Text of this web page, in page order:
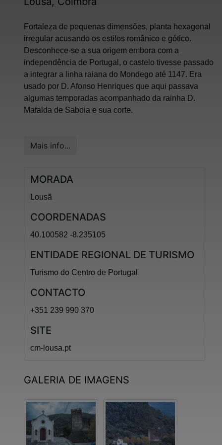
Fortaleza de pequenas dimensões, planta hexagonal
irregular acusando os estilos românico e gótico.
Desconhece-se a sua origem embora com a
independência de Portugal, o castelo tivesse passado
a integrar a linha raiana do Mondego até 1147. Era
usado por D. Afonso Henriques que aqui passava
algumas temporadas acompanhado da rainha D.
Mafalda de Saboia e sua corte.
Mais info...
MORADA
Lousã
COORDENADAS
40.100582 -8.235105
ENTIDADE REGIONAL DE TURISMO
Turismo do Centro de Portugal
CONTACTO
+351 239 990 370
SITE
cm-lousa.pt
GALERIA DE IMAGENS